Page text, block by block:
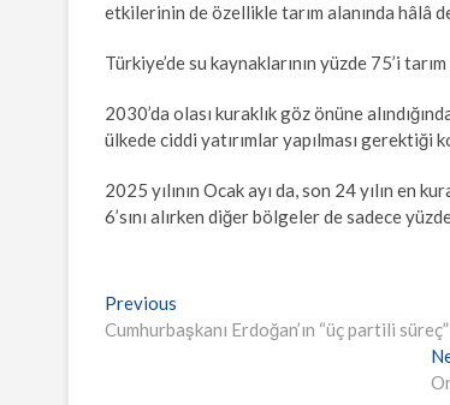
etkilerinin de özellikle tarım alanında hâlâ
Türkiye’de su kaynaklarının yüzde 75’i
2030’da olası kuraklık göz önüne
ülkede ciddi yatırımlar yapılması gerektiği
2025 yılının Ocak ayı da, son 24 yılın en
6’sını alırken diğer bölgeler de sadece
Yazı
gezinmesi
Previous
post:
Cumhurbaşkanı Erdoğan’ın “üç partili